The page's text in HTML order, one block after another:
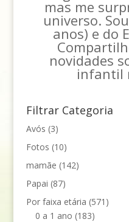
mas me
universo.
anos) e do
novidades
infantil
Filtrar Categoria
Avós (3)
Fotos (10)
mamãe (142)
Papai (87)
Por faixa etária (571)
0 a 1 ano (183)